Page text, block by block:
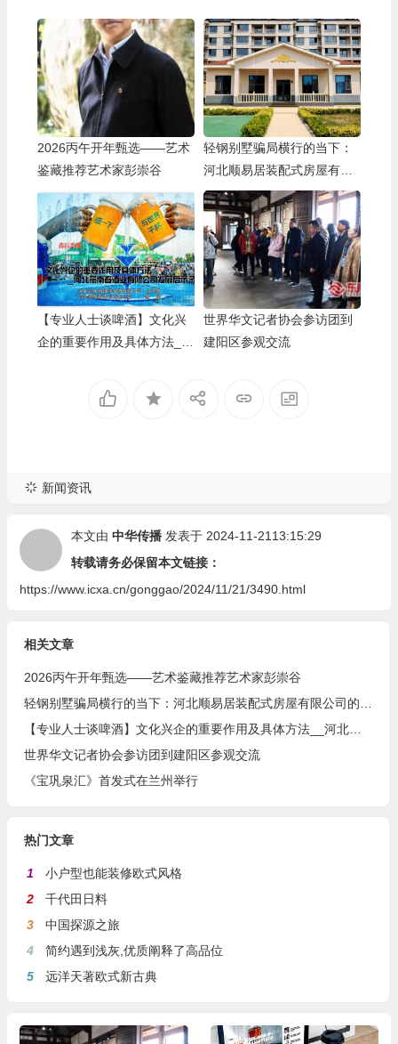
2026丙午开年甄选——艺术
鉴藏推荐艺术家彭崇谷
轻钢别墅骗局横行的当下：
河北顺易居装配式房屋有限
公司的坚守与启示
【专业人士谈啤酒】文化兴
企的重要作用及具体方法__
世界华文记者协会参访团到
建阳区参观交流
新闻资讯
本文由 中华传播发表于 2024-11-2113:15:29
转载请务必保留本文链接：
https://www.icxa.cn/gonggao/2024/11/21/3490.html
相关文章
2026丙午开年甄选——艺术鉴藏推荐艺术家彭崇谷
【专业人士谈啤酒】文化兴企的重要作用及具体方法__河北燕南春酒业有限公司发展启示录
世界华文记者协会参访团到建阳区参观交流
《宝巩泉汇》首发式在兰州举行
热门文章
1
小户型也能装修欧式风格
2
千代田日料
3
中国探源之旅
4
简约遇到浅灰,优质阐释了高品位
5
远洋天著欧式新古典